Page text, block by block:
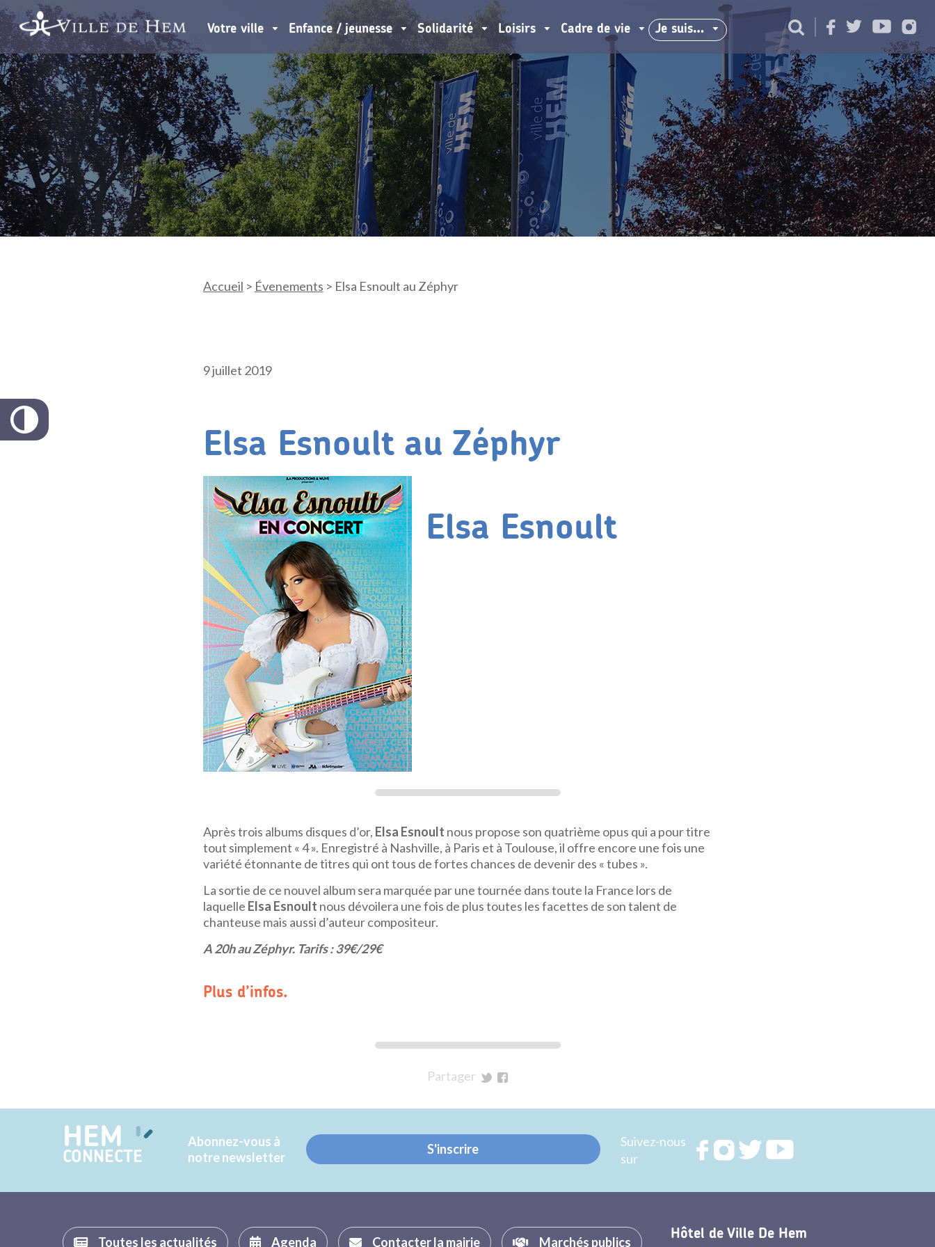
Votre ville Enfance / jeunesse Solidarité Loisirs Cadre de vie Je suis…
Accueil > Évenements > Elsa Esnoult au Zéphyr
9 juillet 2019
Elsa Esnoult au Zéphyr
Elsa Esnoult
Après trois albums disques d’or, Elsa Esnoult nous propose son quatrième opus qui a pour titre
tout simplement « 4 ». Enregistré à Nashville, à Paris et à Toulouse, il offre encore une fois une
variété étonnante de titres qui ont tous de fortes chances de devenir des « tubes ».
La sortie de ce nouvel album sera marquée par une tournée dans toute la France lors de
laquelle Elsa Esnoult nous dévoilera une fois de plus toutes les facettes de son talent de
chanteuse mais aussi d’auteur compositeur.
A 20h au Zéphyr. Tarifs : 39€/29€
Plus d’infos.
Partager
Twitter
Facebook
HEM
CONNECTE
Abonnez-vous à
notre newsletter
S'inscrire
Suivez-nous
sur
RejoignezRejoignezRejoignez
Toutes les actualités Agenda Contacter la mairie Marchés publics
Hôtel de Ville De Hem